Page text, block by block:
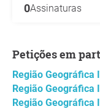
0Assinaturas
Petições em
Região Geográfica
Região Geográfica
Região Geográfica